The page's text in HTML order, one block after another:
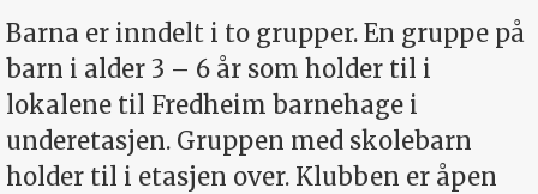
Barna er inndelt i to grupper. En gruppe på
barn i alder 3 – 6 år som holder til i
lokalene til Fredheim barnehage i
underetasjen. Gruppen med skolebarn
holder til i etasjen over. Klubben er åpen